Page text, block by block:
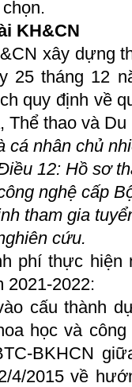
KH&CN
xây dựng
25 tháng 12
quy định về
Thể thao và
nhân chủ
12: Hồ sơ
nghệ cấp
tham gia
cứu.
phí thực hiện
2021-2022:
cấu thành
học và
BKHCN
4/2015 về